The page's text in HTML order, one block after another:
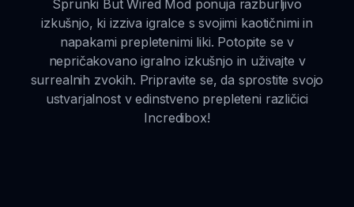
Sprunki But Wired Mod ponuja razburljivo
izkušnjo, ki izziva igralce s svojimi kaotičnimi in
napakami prepletenimi liki. Potopite se v
nepričakovano igralno izkušnjo in uživajte v
surrealnih zvokih. Pripravite se, da sprostite svojo
ustvarjalnost v edinstveno prepleteni različici
Incredibox!